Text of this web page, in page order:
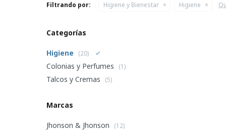
Filtrando por: Higiene y Bienestar Higiene
Categorías
Higiene (20)
Colonias y Perfumes (1)
Talcos y Cremas (5)
Marcas
Jhonson & Jhonson (12)